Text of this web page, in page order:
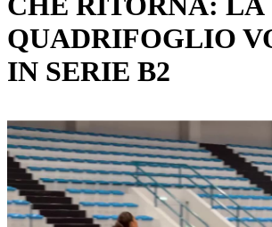
QUADRIFOGLIO
IN SERIE B2